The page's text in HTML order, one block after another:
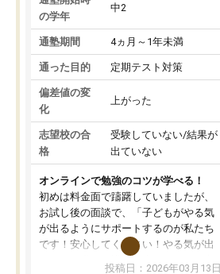
の学年
中2
通塾期間 4ヵ月～1年未満
通った目的 定期テスト対策
偏差値の変
化
上がった
志望校の合
格
受験していない/結果が
出ていない
オンラインで勉強のコツが学べる！
初めは料金面で躊躇していましたが、
お試し後の面談で、「子どもがやる気
が出るようにサポートするのが私たち
です！安心してください！やる気が出
ないのは私たち講師の責任です」と言
投稿日：2026年03月13日